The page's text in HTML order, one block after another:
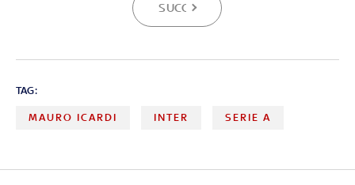
SUCCESSIVA
TAG:
MAURO ICARDI INTER SERIE A